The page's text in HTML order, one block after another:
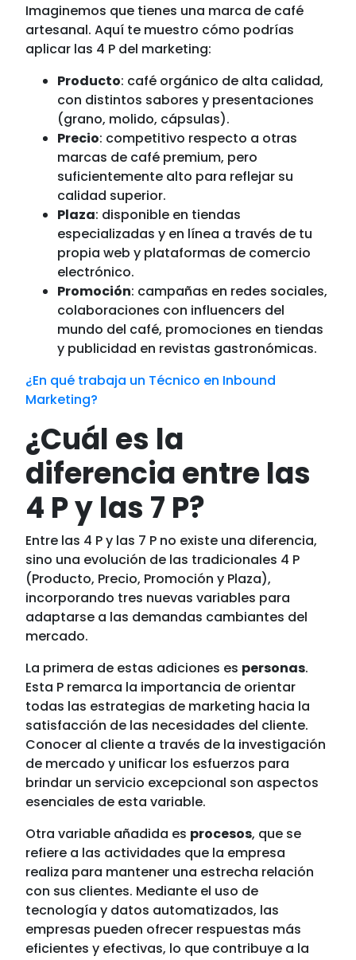
Imaginemos que tienes una marca de café
artesanal. Aquí te muestro cómo podrías
aplicar las 4 P del marketing:
Producto: café orgánico de alta calidad,
con distintos sabores y presentaciones
(grano, molido, cápsulas).
Precio: competitivo respecto a otras
marcas de café premium, pero
suficientemente alto para reflejar su
calidad superior.
Plaza: disponible en tiendas
especializadas y en línea a través de tu
propia web y plataformas de comercio
electrónico.
Promoción: campañas en redes sociales,
colaboraciones con influencers del
mundo del café, promociones en tiendas
y publicidad en revistas gastronómicas.
¿En qué trabaja un Técnico en Inbound
Marketing?
¿Cuál es la
diferencia entre las
4 P y las 7 P?
Entre las 4 P y las 7 P no existe una diferencia,
sino una evolución de las tradicionales 4 P
(Producto, Precio, Promoción y Plaza),
incorporando tres nuevas variables para
adaptarse a las demandas cambiantes del
mercado.
La primera de estas adiciones es personas.
Esta P remarca la importancia de orientar
todas las estrategias de marketing hacia la
satisfacción de las necesidades del cliente.
Conocer al cliente a través de la investigación
de mercado y unificar los esfuerzos para
brindar un servicio excepcional son aspectos
esenciales de esta variable.
Otra variable añadida es procesos, que se
refiere a las actividades que la empresa
realiza para mantener una estrecha relación
con sus clientes. Mediante el uso de
tecnología y datos automatizados, las
empresas pueden ofrecer respuestas más
eficientes y efectivas, lo que contribuye a la